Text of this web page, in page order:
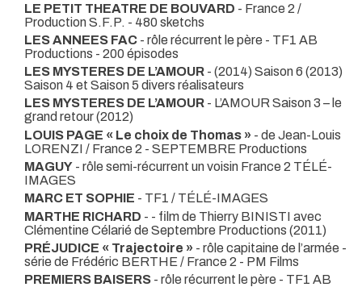
LE PETIT THEATRE DE BOUVARD - France 2 /
Production S.F.P. - 480 sketchs
LES ANNEES FAC - rôle récurrent le père - TF1 AB
Productions - 200 épisodes
LES MYSTERES DE L’AMOUR - (2014) Saison 6 (2013)
Saison 4 et Saison 5 divers réalisateurs
LES MYSTERES DE L’AMOUR - L’AMOUR Saison 3 – le
grand retour (2012)
LOUIS PAGE « Le choix de Thomas » - de Jean-Louis
LORENZI / France 2 - SEPTEMBRE Productions
MAGUY - rôle semi-récurrent un voisin France 2 TÉLÉ-
IMAGES
MARC ET SOPHIE - TF1 / TÉLÉ-IMAGES
MARTHE RICHARD - - film de Thierry BINISTI avec
Clémentine Célarié de Septembre Productions (2011)
PRÉJUDICE « Trajectoire » - rôle capitaine de l’armée -
série de Frédéric BERTHE / France 2 - PM Films
PREMIERS BAISERS - rôle récurrent le père - TF1 AB